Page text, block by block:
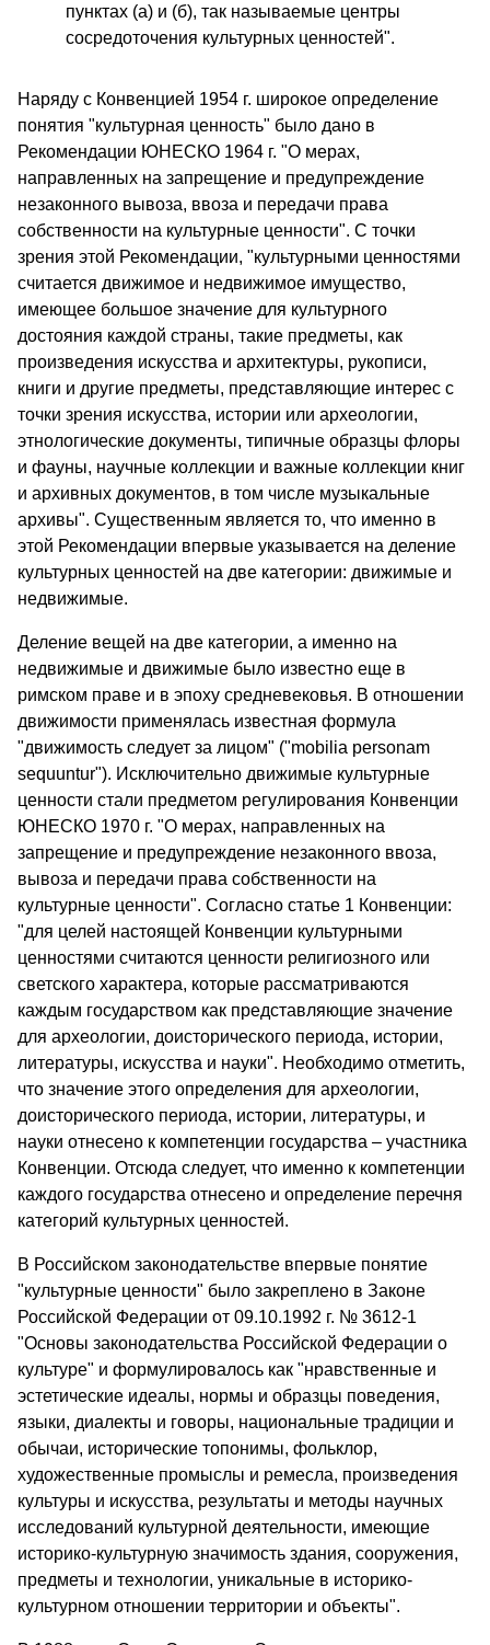
пунктах (а) и (б), так называемые центры
сосредоточения культурных ценностей".
Наряду с Конвенцией 1954 г. широкое определение
понятия "культурная ценность" было дано в
Рекомендации ЮНЕСКО 1964 г. "О мерах,
направленных на запрещение и предупреждение
незаконного вывоза, ввоза и передачи права
собственности на культурные ценности". С точки
зрения этой Рекомендации, "культурными ценностями
считается движимое и недвижимое имущество,
имеющее большое значение для культурного
достояния каждой страны, такие предметы, как
произведения искусства и архитектуры, рукописи,
книги и другие предметы, представляющие интерес с
точки зрения искусства, истории или археологии,
этнологические документы, типичные образцы флоры
и фауны, научные коллекции и важные коллекции книг
и архивных документов, в том числе музыкальные
архивы". Существенным является то, что именно в
этой Рекомендации впервые указывается на деление
культурных ценностей на две категории: движимые и
недвижимые.
Деление вещей на две категории, а именно на
недвижимые и движимые было известно еще в
римском праве и в эпоху средневековья. В отношении
движимости применялась известная формула
"движимость следует за лицом" ("mobilia personam
sequuntur"). Исключительно движимые культурные
ценности стали предметом регулирования Конвенции
ЮНЕСКО 1970 г. "О мерах, направленных на
запрещение и предупреждение незаконного ввоза,
вывоза и передачи права собственности на
культурные ценности". Согласно статье 1 Конвенции:
"для целей настоящей Конвенции культурными
ценностями считаются ценности религиозного или
светского характера, которые рассматриваются
каждым государством как представляющие значение
для археологии, доисторического периода, истории,
литературы, искусства и науки". Необходимо отметить,
что значение этого определения для археологии,
доисторического периода, истории, литературы, и
науки отнесено к компетенции государства – участника
Конвенции. Отсюда следует, что именно к компетенции
каждого государства отнесено и определение перечня
категорий культурных ценностей.
В Российском законодательстве впервые понятие
"культурные ценности" было закреплено в Законе
Российской Федерации от 09.10.1992 г. № 3612-1
"Основы законодательства Российской Федерации о
культуре" и формулировалось как "нравственные и
эстетические идеалы, нормы и образцы поведения,
языки, диалекты и говоры, национальные традиции и
обычаи, исторические топонимы, фольклор,
художественные промыслы и ремесла, произведения
культуры и искусства, результаты и методы научных
исследований культурной деятельности, имеющие
историко-культурную значимость здания, сооружения,
предметы и технологии, уникальные в историко-
культурном отношении территории и объекты".